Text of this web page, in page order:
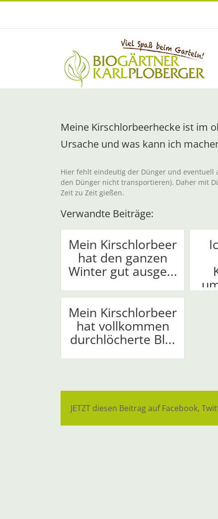
Zum
Meine Kirschlorbeerhecke ist im
Ursache und was kann ich
Hier fehlt eindeutig der Dünger und eventuell
den Dünger nicht transportieren). Daher mit
Zeit zu Zeit gießen.
Verwandte Beiträge:
Mein Kirschlorbeer
hat den ganzen
Winter gut ausge...
Mein Kirschlorbeer
hat vollkommen
durchlöcherte Bl...
JETZT diesen Beitrag auf Facebook,